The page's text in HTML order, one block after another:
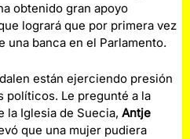
obtenido gran apoyo
logrará que por primera vez
una banca en el Parlamento.
están ejerciendo presión
políticos. Le pregunté a la
la Iglesia de Suecia,Antje
que una mujer pudiera